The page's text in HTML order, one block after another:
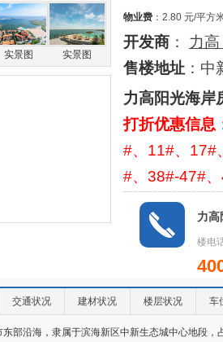
实景图 实景图
物业费 ：2.80 元/平方
开发商 ： 力
售楼地址 ：
力高阳光海岸
打折优惠信息
#、11#、17#
#、38#-47#
力
楼电
交通状况 建材状况 楼层状况 车
部沿海，隶属于滨海新区中新生态城中心地段